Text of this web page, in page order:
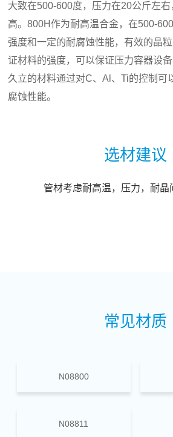
大致在500-600度，压力在20公斤左
高。800H作为耐高温合金，在500-
强度和一定的耐腐蚀性能，有效的晶
证材料的强度，可以保证压力容器设备
久立的材料通过对C、Al、Ti的控制可
腐蚀性能。
选材建议
管材考虑耐高温，压力，耐晶
常见材质
N08800
N08811